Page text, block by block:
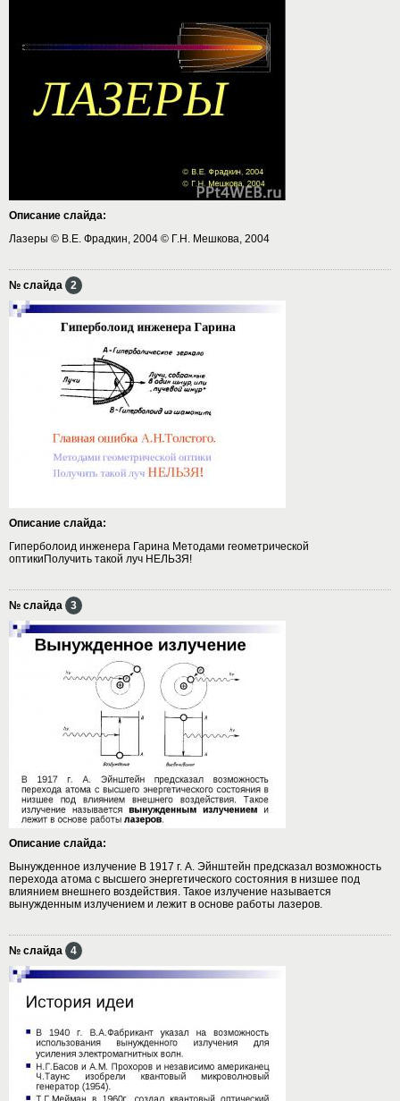
Описание слайда:
Лазеры © В.Е. Фрадкин, 2004 © Г.Н. Мешкова, 2004
№ слайда 2
Описание слайда:
Гиперболоид инженера Гарина Методами геометрической
оптикиПолучить такой луч НЕЛЬЗЯ!
№ слайда 3
Описание слайда:
Вынужденное излучение В 1917 г. А. Эйнштейн предсказал возможность
перехода атома с высшего энергетического состояния в низшее под
влиянием внешнего воздействия. Такое излучение называется
вынужденным излучением и лежит в основе работы лазеров.
№ слайда 4